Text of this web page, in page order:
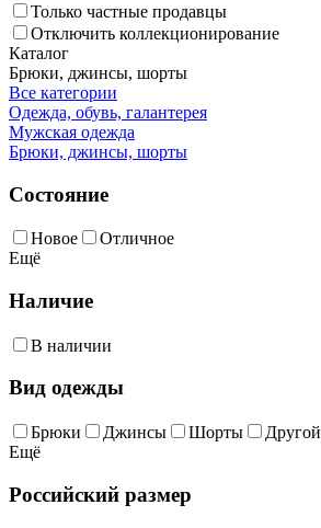
Только частные продавцы
Отключить коллекционирование
Каталог
Брюки, джинсы, шорты
Все категории
Одежда, обувь, галантерея
Мужская одежда
Брюки, джинсы, шорты
Состояние
Новое
Отличное
Ещё
Наличие
В наличии
Вид одежды
Брюки Джинсы Шорты
Другой
Ещё
Российский размер